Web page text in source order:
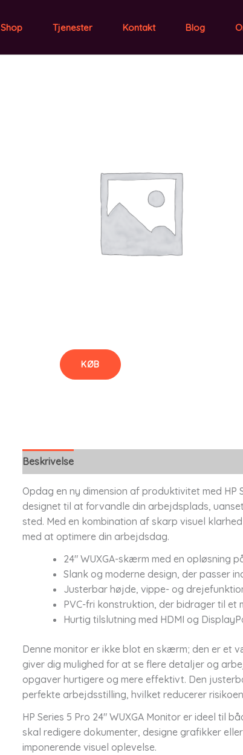
Shop Tjenester Kontakt Blog
KØB
Beskrivelse
Opdag en ny dimension af produktivitet med HP
designet til at forvandle din arbejdsplads,
sted. Med en kombination af skarp visuel
med at optimere din arbejdsdag.
24" WUXGA-skærm med en opløsning
Slank og moderne design, der passer
Justerbar højde, vippe- og
PVC-fri konstruktion, der bidrager til
Hurtig tilslutning med HDMI og
Denne monitor er ikke blot en skærm; den er et
giver dig mulighed for at se flere detaljer og
opgaver hurtigere og mere effektivt. Den
perfekte arbejdsstilling, hvilket reducerer
HP Series 5 Pro 24" WUXGA Monitor er ideel til
skal redigere dokumenter, designe grafikker
imponerende visuel oplevelse.